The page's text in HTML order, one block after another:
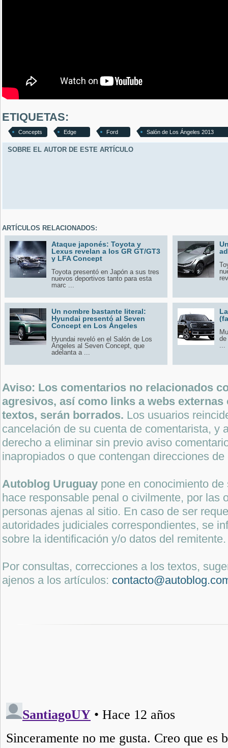
ETIQUETAS:
Concepts Edge Ford Salón de Los Ángeles 2013
SOBRE EL AUTOR DE ESTE ARTÍCULO
ARTÍCULOS RELACIONADOS:
Ataque japonés: Toyota y
Lexus revelan a los GR GT/GT3
y LFA Concept
Toyota presentó en Japón a sus tres
nuevos deportivos tanto para esta
marc ...
Un nombre bastante literal:
Hyundai presentó al Seven
Concept en Los Ángeles
Hyundai reveló en el Salón de Los
Ángeles al Seven Concept, que
adelanta a ...
de
Aviso: Los comentarios no relacionados
agresivos, así como links a webs
textos, serán borrados. Los usuarios
cancelación de su cuenta de comentarista, y
derecho a eliminar sin previo aviso
inapropiados o que contengan direcciones
Autoblog Uruguay pone en conocimiento
hace responsable penal o civilmente, por las
personas ajenas al sitio. En caso de ser
autoridades judiciales correspondientes, se
sobre la identificación y/o datos del remitente.
Por consultas, correcciones a los textos,
ajenos a los artículos: